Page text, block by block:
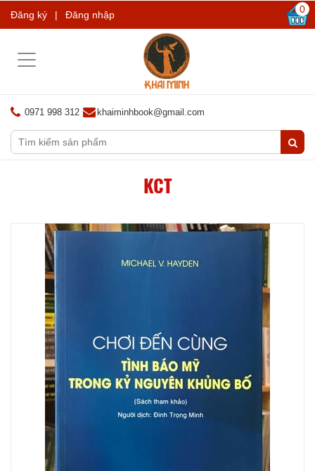
Đăng ký | Đăng nhập 0
Toggle
0971 998 312 khaiminhbook@gmail.com
KCT